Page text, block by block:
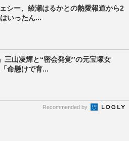
シー、綾瀬はるかとの熱愛報道から2
いったん...
三山凌輝と“密会発覚”の元宝塚女
命懸けで育...
Recommended by